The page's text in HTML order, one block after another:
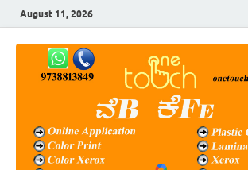
August 11, 2026